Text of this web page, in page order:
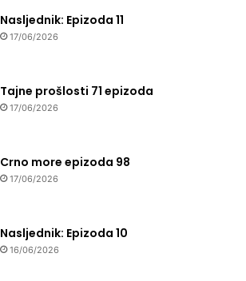
Nasljednik: Epizoda 11
17/06/2026
Tajne prošlosti 71 epizoda
17/06/2026
Crno more epizoda 98
17/06/2026
Nasljednik: Epizoda 10
16/06/2026